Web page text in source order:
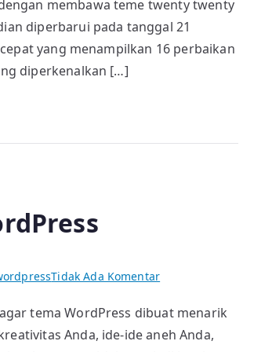
membawa teme twenty twenty
diperbarui pada tanggal 21
yang menampilkan 16 perbaikan
diperkenalkan […]
Tidak Ada Komentarpada
stagnasi
dari
tema WordPress dibuat menarik
Anda, ide-ide aneh Anda,